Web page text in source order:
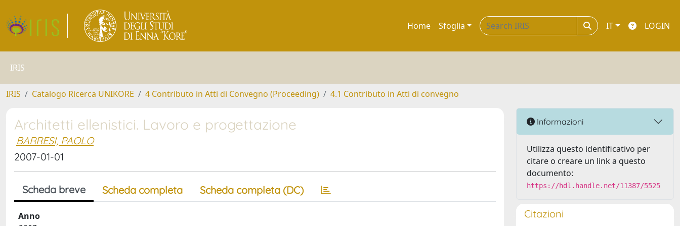
Home Sfoglia IT LOGIN
IRIS
IRIS Catalogo Ricerca UNIKORE 4 Contributo in Atti di Convegno (Proceeding) 4.1 Contributo in Atti di convegno
Architetti ellenistici. Lavoro e progettazione
BARRESI, PAOLO
2007-01-01
Scheda breve Scheda completa Scheda completa (DC)
Anno
Informazioni
Utilizza questo identificativo per
citare o creare un link a questo
documento:
https://hdl.handle.net/11387/5525
Citazioni